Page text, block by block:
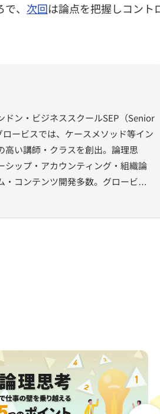
、 次回は論点を把握しコント
ン・ビジネススクールSEP（Senior
ービスでは、ケースメソッド等イン
い講師・クラスを創出。論理思
ップ・アカウンティング・組織論
コンテンツ開発多数。グロービス
ジメント向けプログラムの設計、